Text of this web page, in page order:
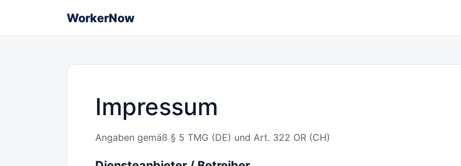
WorkerNow
Impressum
Angaben gemäß § 5 TMG (DE) und Art. 322 OR (CH)